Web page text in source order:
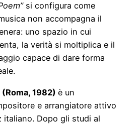
si configura come
non accompagna il
uno spazio in cui
la verità si moltiplica e il
capace di dare forma
1982) è un
e arrangiatore attivo
italiano. Dopo gli studi al